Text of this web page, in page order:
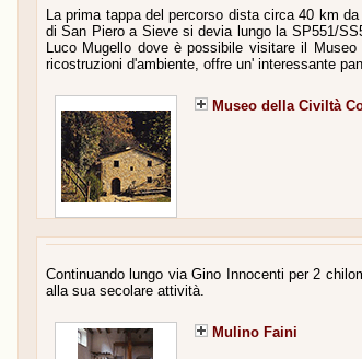
La prima tappa del percorso dista circa 40 km
di San Piero a Sieve si devia lungo la SP551/
Luco Mugello dove è possibile visitare il
ricostruzioni d'ambiente, offre un' interessante
Museo della Civiltà
Continuando lungo via Gino Innocenti per 2
alla sua secolare attività.
Mulino Faini